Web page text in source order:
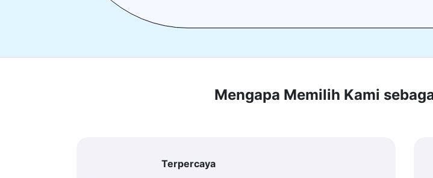
Mengapa Memilih Kami
Terpercaya